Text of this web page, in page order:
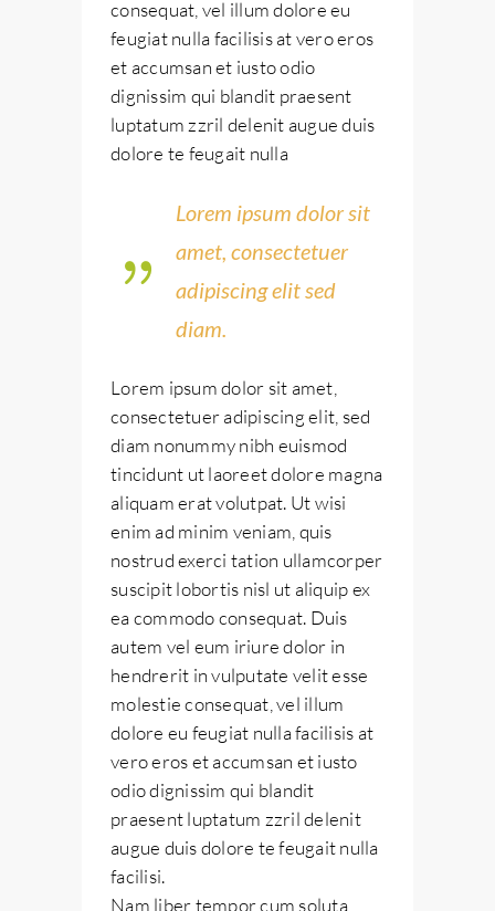
consequat, vel illum dolore eu
feugiat nulla facilisis at vero eros
et accumsan et iusto odio
dignissim qui blandit praesent
luptatum zzril delenit augue duis
dolore te feugait nulla
Lorem ipsum dolor sit
amet, consectetuer
adipiscing elit sed
diam.
Lorem ipsum dolor sit amet,
consectetuer adipiscing elit, sed
diam nonummy nibh euismod
tincidunt ut laoreet dolore magna
aliquam erat volutpat. Ut wisi
enim ad minim veniam, quis
nostrud exerci tation ullamcorper
suscipit lobortis nisl ut aliquip ex
ea commodo consequat. Duis
autem vel eum iriure dolor in
hendrerit in vulputate velit esse
molestie consequat, vel illum
dolore eu feugiat nulla facilisis at
vero eros et accumsan et iusto
odio dignissim qui blandit
praesent luptatum zzril delenit
augue duis dolore te feugait nulla
facilisi.
Nam liber tempor cum soluta